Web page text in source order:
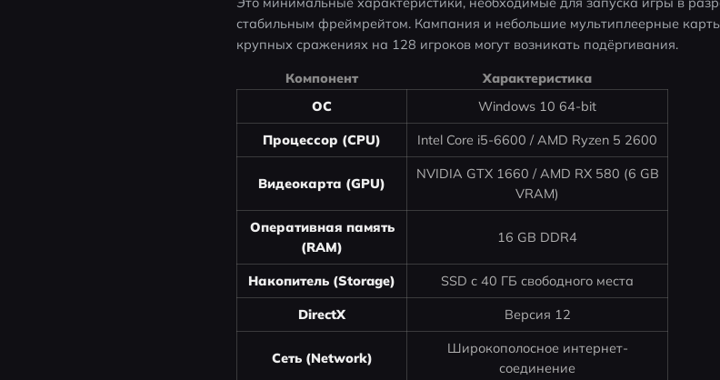
стабильным фреймрейтом. Кампания и небольшие мультиплеерные
крупных сражениях на 128 игроков могут возникать подёргивания.
Компонент
Характеристика
ОС
Windows 10 64-bit
Процессор (CPU) Intel Core i5-6600 / AMD Ryzen 5 2600
Видеокарта (GPU)
NVIDIA GTX 1660 / AMD RX 580 (6 GB
VRAM)
Оперативная память
(RAM)
16 GB DDR4
Накопитель (Storage) SSD с 40 ГБ свободного места
DirectX Версия 12
Сеть (Network)
Широкополосное интернет-
соединение